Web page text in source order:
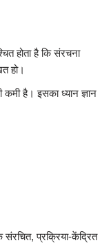
होता है कि संरचना
हो।
है। इसका ध्यान ज्ञान
प्रक्रिया-केंद्रित